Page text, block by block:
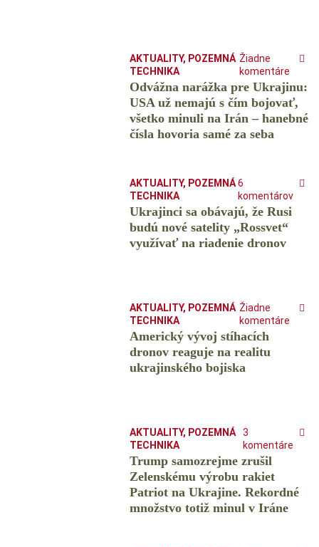
AKTUALITY, POZEMNÁ
TECHNIKA
Žiadne
komentáre
Odvážna narážka pre Ukrajinu:
USA už nemajú s čím bojovať,
všetko minuli na Irán – hanebné
čísla hovoria samé za seba
AKTUALITY, POZEMNÁ
TECHNIKA
6
komentárov
Ukrajinci sa obávajú, že Rusi
budú nové satelity „Rossvet“
využívať na riadenie dronov
AKTUALITY, POZEMNÁ
TECHNIKA
Žiadne
komentáre
Americký vývoj stíhacích
dronov reaguje na realitu
ukrajinského bojiska
AKTUALITY, POZEMNÁ
TECHNIKA
3
komentáre
Trump samozrejme zrušil
Zelenskému výrobu rakiet
Patriot na Ukrajine. Rekordné
množstvo totiž minul v Iráne